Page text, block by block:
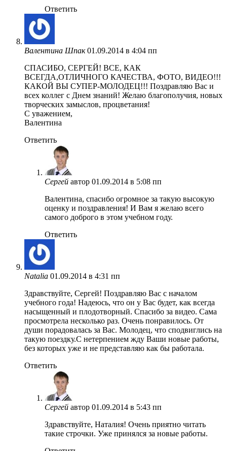
Ответить
Валентина Шпак 01.09.2014 в 4:04 пп
СПАСИБО, СЕРГЕЙ! ВСЕ, КАК
ВСЕГДА,ОТЛИЧНОГО КАЧЕСТВА, ФОТО, ВИДЕО!!!
КАКОЙ ВЫ СУПЕР-МОЛОДЕЦ!!! Поздравляю Вас и
всех коллег с Днем знаний! Желаю благополучия, новых
творческих замыслов, процветания!
С уважением,
Валентина
Ответить
Сергей автор 01.09.2014 в 5:08 пп
Валентина, спасибо огромное за такую высокую
оценку и поздравления! И Вам я желаю всего
самого доброго в этом учебном году.
Ответить
Natalia 01.09.2014 в 4:31 пп
Здравствуйте, Сергей! Поздравляю Вас с началом
учебного года! Надеюсь, что он у Вас будет, как всегда
насыщенный и плодотворный. Спасибо за видео. Сама
просмотрела несколько раз. Очень понравилось. От
души порадовалась за Вас. Молодец, что сподвиглись на
такую поездку.С нетерпением жду Ваши новые работы,
без которых уже и не представляю как бы работала.
Ответить
Сергей автор 01.09.2014 в 5:43 пп
Здравствуйте, Наталия! Очень приятно читать
такие строчки. Уже принялся за новые работы.